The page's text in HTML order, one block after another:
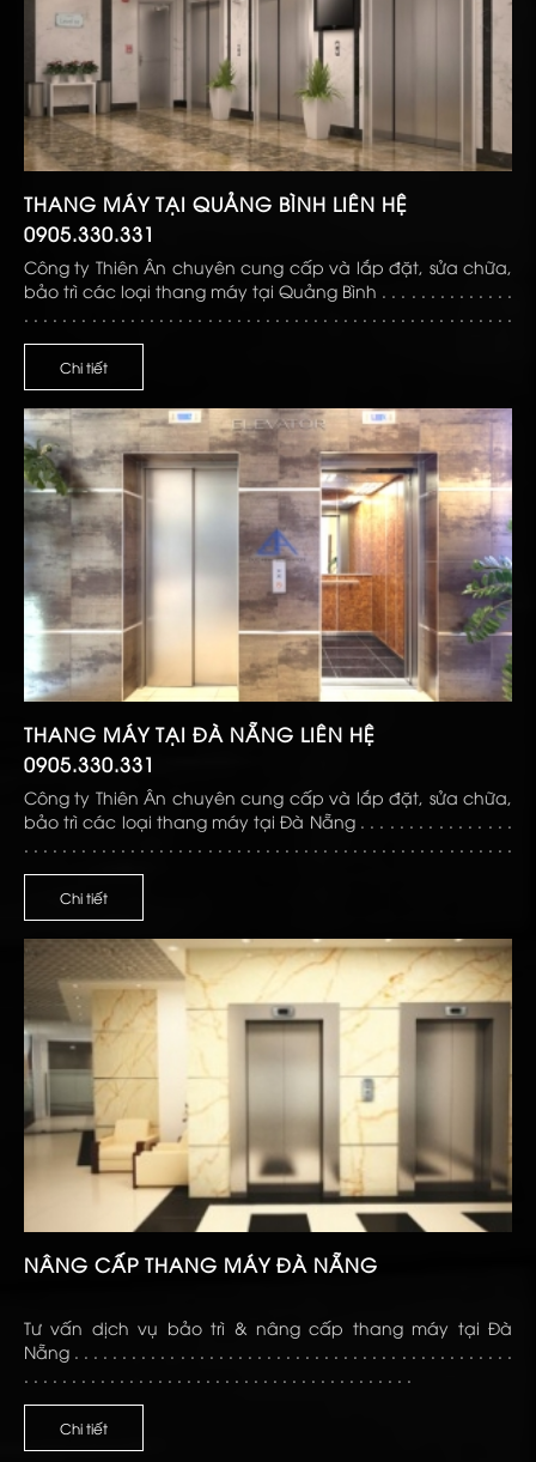
THANG MÁY TẠI QUẢNG BÌNH LIÊN HỆ
0905.330.331
Công ty Thiên Ân chuyên cung cấp và lắp đặt, sửa chữa,
bảo trì các loại thang máy tại Quảng Bình . . . . . . . . . . . . . .
. . . . . . . . . . . . . . . . . . . . . . . . . . . . . . . . . . . . . . . . . . . . . . . . . . .
. . . . . . . . . . . . . . . . . . . . . .
Chi tiết
THANG MÁY TẠI ĐÀ NẴNG LIÊN HỆ
0905.330.331
Công ty Thiên Ân chuyên cung cấp và lắp đặt, sửa chữa,
bảo trì các loại thang máy tại Đà Nẵng . . . . . . . . . . . . . . . .
. . . . . . . . . . . . . . . . . . . . . . . . . . . . . . . . . . . . . . . . . . . . . . . . . . .
. . . . . . . . . . . . . . . . . . . .
Chi tiết
NÂNG CẤP THANG MÁY ĐÀ NẴNG
Tư vấn dịch vụ bảo trì & nâng cấp thang máy tại Đà
Nẵng . . . . . . . . . . . . . . . . . . . . . . . . . . . . . . . . . . . . . . . . . . . . . .
. . . . . . . . . . . . . . . . . . . . . . . . . . . . . . . . . . . . . . . . .
Chi tiết